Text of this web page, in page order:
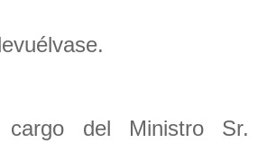
cargo del Ministro Sr.